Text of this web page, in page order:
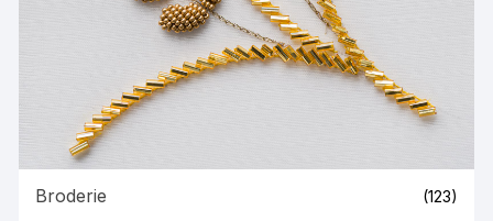
Broderie (123)